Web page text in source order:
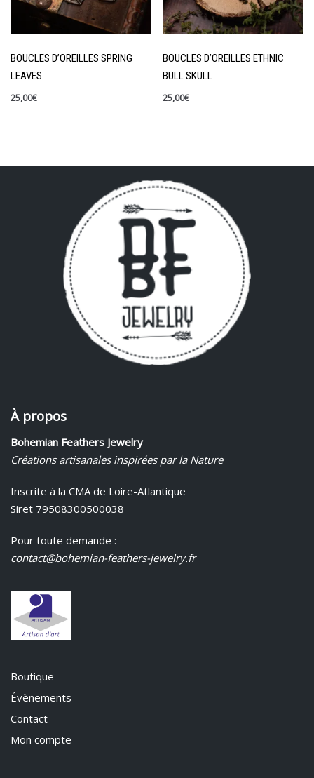
BOUCLES D’OREILLES SPRING
LEAVES
25,00€
BOUCLES D’OREILLES ETHNIC
BULL SKULL
25,00€
À propos
Bohemian Feathers Jewelry
Créations artisanales inspirées par la Nature
Inscrite à la CMA de Loire-Atlantique
Siret 79508300500038
Pour toute demande :
contact@bohemian-feathers-jewelry.fr
Boutique
Évènements
Contact
Mon compte